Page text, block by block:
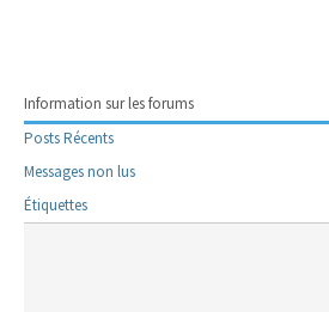
Information sur les forums
Posts Récents
Messages non lus
Étiquettes